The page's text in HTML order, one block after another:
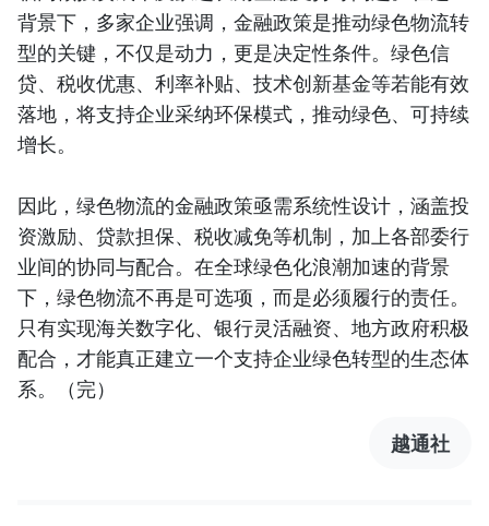
背景下，多家企业强调，金融政策是推动绿色物流转
型的关键，不仅是动力，更是决定性条件。绿色信
贷、税收优惠、利率补贴、技术创新基金等若能有效
落地，将支持企业采纳环保模式，推动绿色、可持续
增长。
因此，绿色物流的金融政策亟需系统性设计，涵盖投
资激励、贷款担保、税收减免等机制，加上各部委行
业间的协同与配合。在全球绿色化浪潮加速的背景
下，绿色物流不再是可选项，而是必须履行的责任。
只有实现海关数字化、银行灵活融资、地方政府积极
配合，才能真正建立一个支持企业绿色转型的生态体
系。（完）
越通社